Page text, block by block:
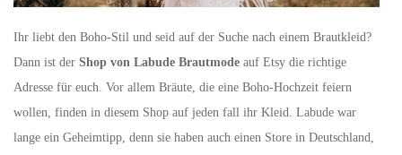
Ihr liebt den Boho-Stil und seid auf der Suche nach einem Brautkleid?
Dann ist der Shop von Labude Brautmode auf Etsy die richtige
Adresse für euch. Vor allem Bräute, die eine Boho-Hochzeit feiern
wollen, finden in diesem Shop auf jeden fall ihr Kleid. Labude war
lange ein Geheimtipp, denn sie haben auch einen Store in Deutschland,